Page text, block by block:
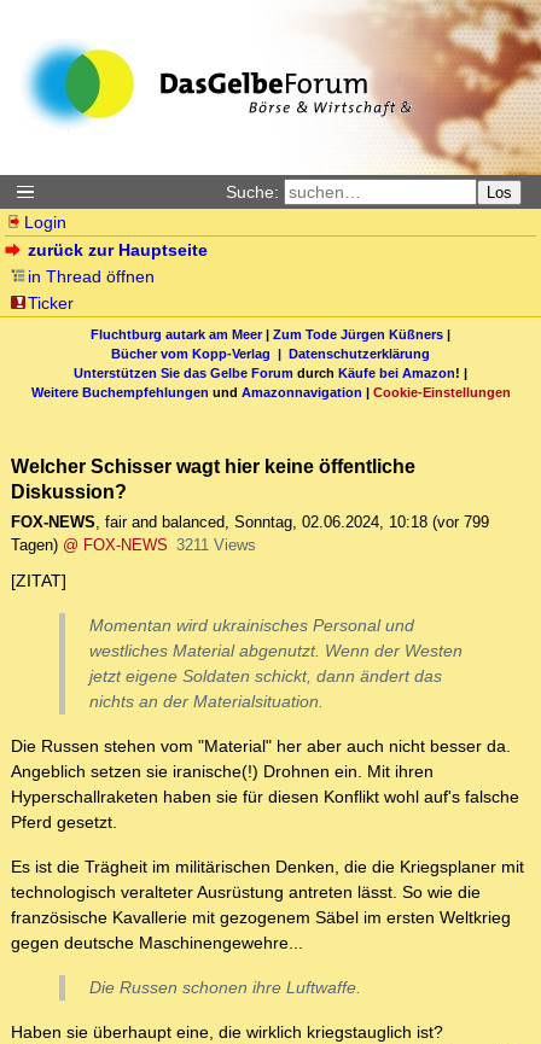
Suche: Los
Login
zurück zur Hauptseite
in Thread öffnen
Ticker
Fluchtburg autark am Meer| Zum Tode Jürgen Küßners |
Bücher vom Kopp-Verlag | Datenschutzerklärung
Unterstützen Sie das Gelbe Forum durch Käufe bei Amazon! |
Weitere Buchempfehlungen und Amazonnavigation | Cookie-Einstellungen
Welcher Schisser wagt hier keine öffentliche
Diskussion?
FOX-NEWS, fair and balanced, Sonntag, 02.06.2024, 10:18 (vor 799
Tagen) @ FOX-NEWS 3211 Views
[ZITAT]
Momentan wird ukrainisches Personal und
westliches Material abgenutzt. Wenn der Westen
jetzt eigene Soldaten schickt, dann ändert das
nichts an der Materialsituation.
Die Russen stehen vom "Material" her aber auch nicht besser da.
Angeblich setzen sie iranische(!) Drohnen ein. Mit ihren
Hyperschallraketen haben sie für diesen Konflikt wohl auf's falsche
Pferd gesetzt.
Es ist die Trägheit im militärischen Denken, die die Kriegsplaner mit
technologisch veralteter Ausrüstung antreten lässt. So wie die
französische Kavallerie mit gezogenem Säbel im ersten Weltkrieg
gegen deutsche Maschinengewehre...
Die Russen schonen ihre Luftwaffe.
Haben sie überhaupt eine, die wirklich kriegstauglich ist?